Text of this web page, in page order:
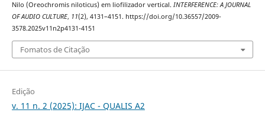
Nilo (Oreochromis niloticus) em liofilizador vertical. INTERFERENCE: A JOURNAL
OF AUDIO CULTURE, 11(2), 4131–4151. https://doi.org/10.36557/2009-
3578.2025v11n2p4131-4151
Fomatos de Citação
Edição
v. 11 n. 2 (2025): IJAC - QUALIS A2